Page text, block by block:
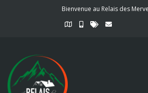
Bienvenue au Relais des